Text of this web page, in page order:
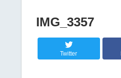
IMG_3357
Twitter